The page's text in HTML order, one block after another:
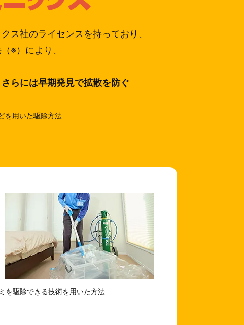
ス社のライセンスを持っており、
※）により、
らには早期発見で拡散を防ぐ
を用いた駆除方法
を駆除できる技術を用いた方法